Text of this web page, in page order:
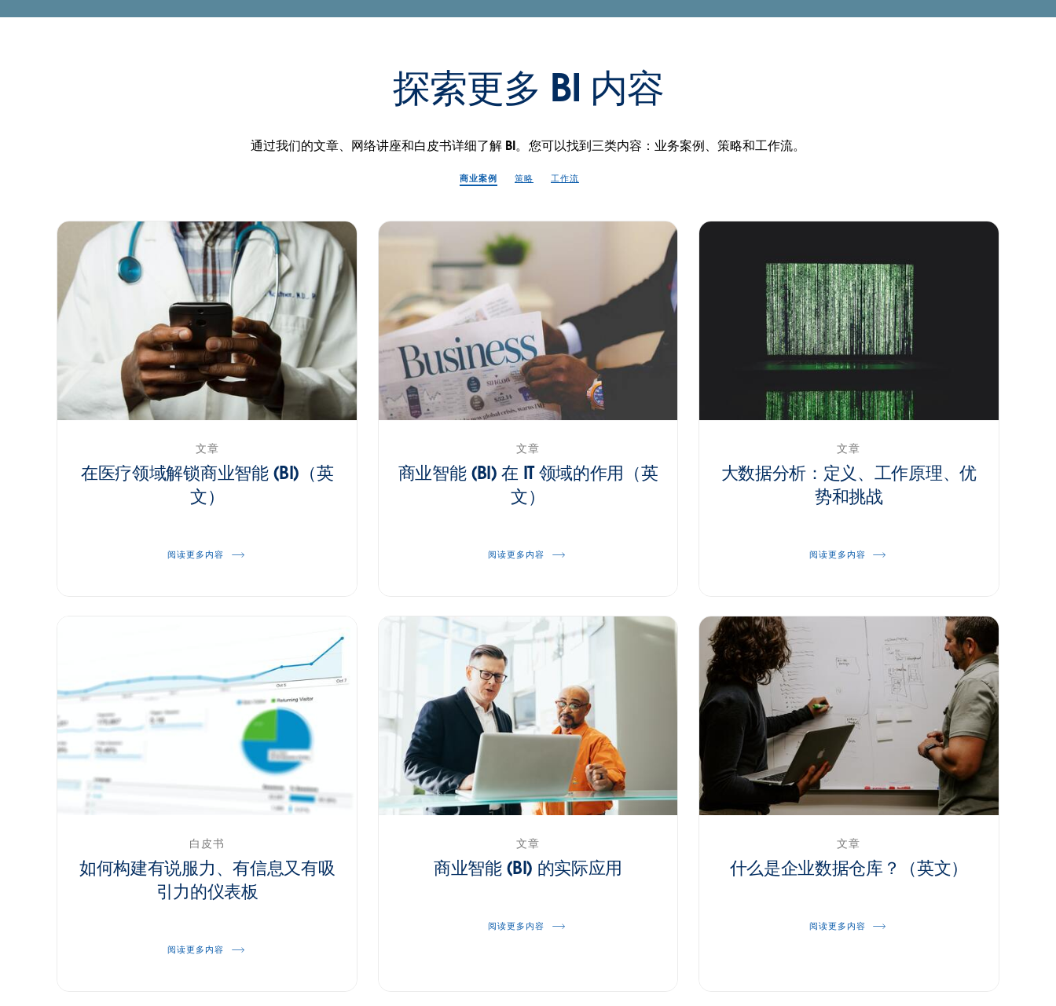
探索更多 BI 内容
通过我们的文章、网络讲座和白皮书详细了解 BI。您可以找到三类内容：业务案例、策略和工作流。
商业案例 策略 工作流
文章
在医疗领域解锁商业智能 (BI)（英
文）
阅读更多内容
文章
商业智能 (BI) 在 IT 领域的作用（英
文）
阅读更多内容
文章
大数据分析：定义、工作原理、优
势和挑战
阅读更多内容
白皮书
如何构建有说服力、有信息又有吸
引力的仪表板
阅读更多内容
文章
商业智能 (BI) 的实际应用
阅读更多内容
文章
什么是企业数据仓库？（英文）
阅读更多内容